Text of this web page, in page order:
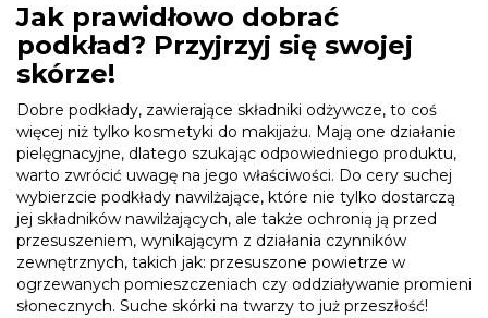
Jak prawidłowo dobrać
podkład? Przyjrzyj się swojej
skórze!
Dobre podkłady, zawierające składniki odżywcze, to coś
więcej niż tylko kosmetyki do makijażu. Mają one działanie
pielęgnacyjne, dlatego szukając odpowiedniego produktu,
warto zwrócić uwagę na jego właściwości. Do cery suchej
wybierzcie podkłady nawilżające, które nie tylko dostarczą
jej składników nawilżających, ale także ochronią ją przed
przesuszeniem, wynikającym z działania czynników
zewnętrznych, takich jak: przesuszone powietrze w
ogrzewanych pomieszczeniach czy oddziaływanie promieni
słonecznych. Suche skórki na twarzy to już przeszłość!